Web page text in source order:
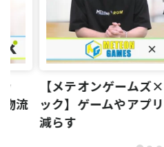
流
【メテオンゲームズ
ック】ゲームやアプ
減らす